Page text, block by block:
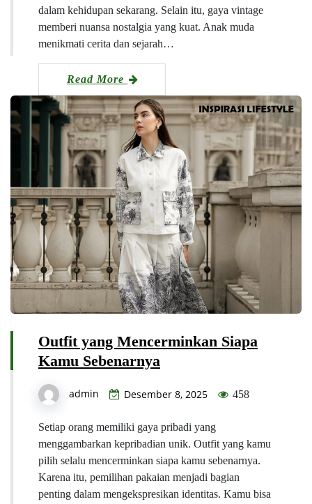
dalam kehidupan sekarang. Selain itu, gaya vintage
memberi nuansa nostalgia yang kuat. Anak muda
menikmati cerita dan sejarah…
Read More
Outfit yang Mencerminkan Siapa
Kamu Sebenarnya
admin Desember 8, 2025 458
Setiap orang memiliki gaya pribadi yang
menggambarkan kepribadian unik. Outfit yang kamu
pilih selalu mencerminkan siapa kamu sebenarnya.
Karena itu, pemilihan pakaian menjadi bagian
penting dalam mengekspresikan identitas. Kamu bisa